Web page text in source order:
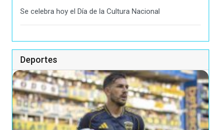
Se celebra hoy el Día de la Cultura Nacional
Deportes